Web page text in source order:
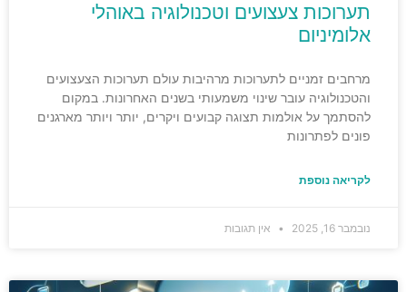
תערוכות צעצועים וטכנולוגיה באוהלי
אלומיניום
מרחבים זמניים לתערוכות מרהיבות עולם תערוכות הצעצועים
והטכנולוגיה עובר שינוי משמעותי בשנים האחרונות. במקום
להסתמך על אולמות תצוגה קבועים ויקרים, יותר ויותר מארגנים
פונים לפתרונות
לקריאה נוספת
נובמבר 16, 2025 אין תגובות